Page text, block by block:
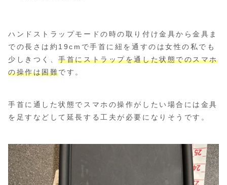
ハンドストラップモードの時の取り付け金具から金具ま
での長さは約19cmで手首に紐を通すのは女性の私でも
少しきつく、手首にストラップを通した状態でのスマホ
の操作は困難です。
手首に通した状態でスマホの操作がしたい場合には金具
を足すなどして延長する工夫が必要になりそうです。